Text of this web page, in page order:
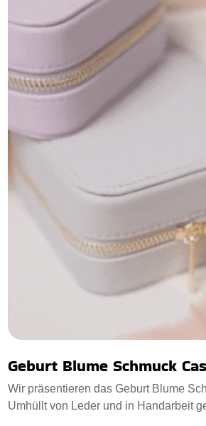
Geburt Blume Schmuck
Wir präsentieren das Geburt Blume
Umhüllt von Leder und in Handarbeit